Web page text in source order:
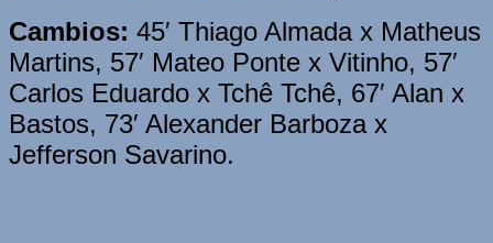
Cambios: 45′ Thiago Almada x Matheus
Martins, 57′ Mateo Ponte x Vitinho, 57′
Carlos Eduardo x Tchê Tchê, 67′ Alan x
Bastos, 73′ Alexander Barboza x
Jefferson Savarino.